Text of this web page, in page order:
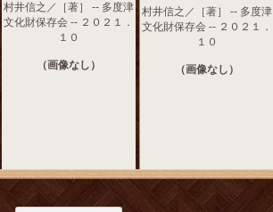
村井信之／［著］ -- 多度津
文化財保存会 -- ２０２１．
１０
（画像なし）
村井信之／［著］ -- 多度津
文化財保存会 -- ２０２１．
１０
（画像なし）